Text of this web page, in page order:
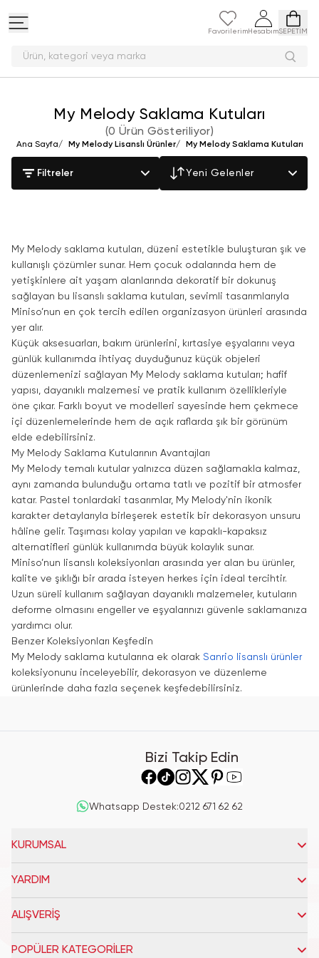
Favorilerim HesabımSEPETİM
Ürün, kategori veya mark
My Melody Saklama Kutuları
(0 Ürün Gösteriliyor)
Ana Sayfa/ My Melody Lisanslı Ürünler/ My Melody Saklama Kutuları
Filtreler Yeni Gelenler
My Melody saklama kutuları, düzeni estetikle buluşturan şık ve
kullanışlı çözümler sunar. Hem çocuk odalarında hem de
yetişkinlere ait yaşam alanlarında dekoratif bir dokunuş
sağlayan bu lisanslı saklama kutuları, sevimli tasarımlarıyla
Miniso’nun en çok tercih edilen organizasyon ürünleri arasında
yer alır.
Küçük aksesuarları, bakım ürünlerini, kırtasiye eşyalarını veya
günlük kullanımda ihtiyaç duyduğunuz küçük objeleri
düzenlemenizi sağlayan My Melody saklama kutuları; hafif
yapısı, dayanıklı malzemesi ve pratik kullanım özellikleriyle
öne çıkar. Farklı boyut ve modelleri sayesinde hem çekmece
içi düzenlemelerinde hem de açık raflarda şık bir görünüm
elde edebilirsiniz.
My Melody Saklama Kutularının Avantajları
My Melody temalı kutular yalnızca düzen sağlamakla kalmaz,
aynı zamanda bulunduğu ortama tatlı ve pozitif bir atmosfer
katar. Pastel tonlardaki tasarımlar, My Melody'nin ikonik
karakter detaylarıyla birleşerek estetik bir dekorasyon unsuru
hâline gelir. Taşıması kolay yapıları ve kapaklı-kapaksız
alternatifleri günlük kullanımda büyük kolaylık sunar.
Miniso’nun lisanslı koleksiyonları arasında yer alan bu ürünler,
kalite ve şıklığı bir arada isteyen herkes için ideal tercihtir.
Uzun süreli kullanım sağlayan dayanıklı malzemeler, kutuların
deforme olmasını engeller ve eşyalarınızı güvenle saklamanıza
yardımcı olur.
Benzer Koleksiyonları Keşfedin
My Melody saklama kutularına ek olarak Sanrio lisanslı ürünler
koleksiyonunu inceleyebilir, dekorasyon ve düzenleme
ürünlerinde daha fazla seçenek keşfedebilirsiniz.
Bizi Takip Edin
Whatsapp Destek:0212 671 62 62
KURUMSAL
YARDIM
ALIŞVERİŞ
POPÜLER KATEGORİLER